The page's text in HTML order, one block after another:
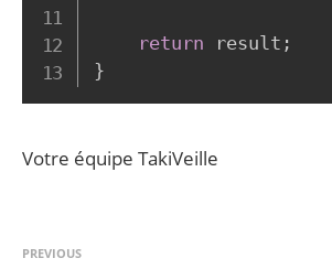
return result ;
}
Votre équipe TakiVeille
PREVIOUS